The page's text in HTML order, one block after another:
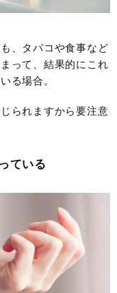
、タバコや食事など
って、結果的にこれ
る場合。
られますから要注意
ている